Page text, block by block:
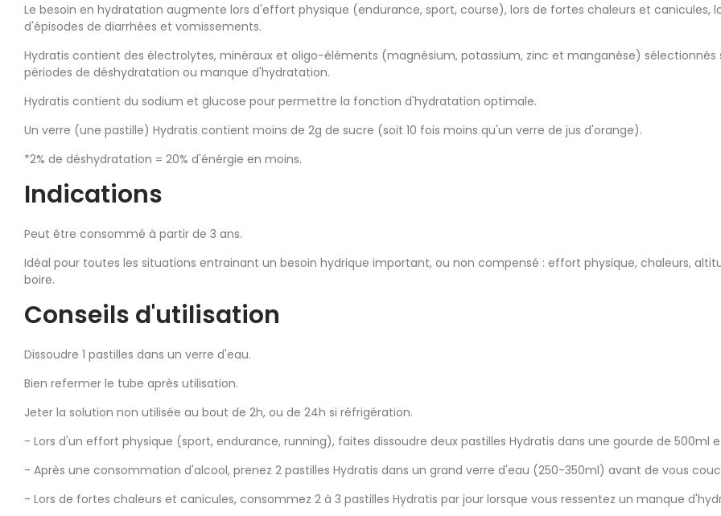
Le besoin en hydratation augmente lors d'effort physique (endurance, sport, course), lors de fortes chaleurs et
d'épisodes de diarrhées et vomissements.
Hydratis contient des électrolytes, minéraux et oligo-éléments (magnésium, potassium, zinc et manganèse)
périodes de déshydratation ou manque d'hydratation.
Hydratis contient du sodium et glucose pour permettre la fonction d'hydratation optimale.
Un verre (une pastille) Hydratis contient moins de 2g de sucre (soit 10 fois moins qu'un verre de jus d'orange).
*2% de déshydratation = 20% d'énérgie en moins.
Indications
Peut être consommé à partir de 3 ans.
Idéal pour toutes les situations entrainant un besoin hydrique important, ou non compensé : effort physique, chaleurs,
boire.
Conseils d'utilisation
Dissoudre 1 pastilles dans un verre d'eau.
Bien refermer le tube après utilisation.
Jeter la solution non utilisée au bout de 2h, ou de 24h si réfrigération.
- Lors d'un effort physique (sport, endurance, running), faites dissoudre deux pastilles Hydratis dans une gourde de
- Après une consommation d'alcool, prenez 2 pastilles Hydratis dans un grand verre d'eau (250-350ml) avant de vous
- Lors de fortes chaleurs et canicules, consommez 2 à 3 pastilles Hydratis par jour lorsque vous ressentez un manque